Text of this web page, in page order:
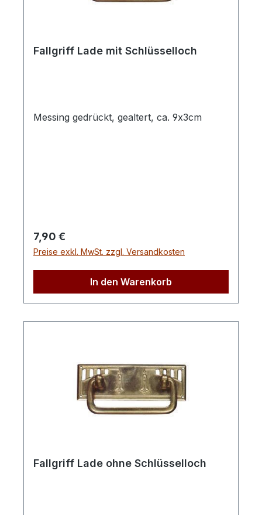
Fallgriff Lade mit Schlüsselloch
Messing gedrückt, gealtert, ca. 9x3cm
Regulärer Preis:
7,90 €
Preise exkl. MwSt. zzgl. Versandkosten
In den Warenkorb
Fallgriff Lade ohne Schlüsselloch